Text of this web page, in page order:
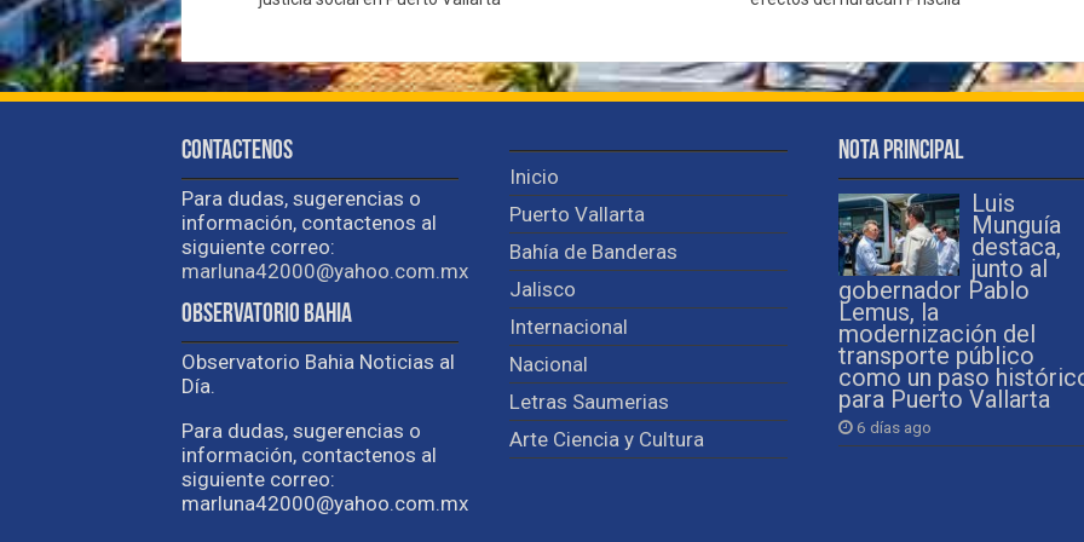
Contactenos
Para dudas, sugerencias o
información, contactenos al
siguiente correo:
marluna42000@yahoo.com.mx
Observatorio Bahia
Observatorio Bahia Noticias al
Día.
Para dudas, sugerencias o
información, contactenos al
siguiente correo:
marluna42000@yahoo.com.mx
Inicio
Puerto Vallarta
Bahía de Banderas
Jalisco
Internacional
Nacional
Letras Saumerias
Arte Ciencia y Cultura
Nota Principal
Luis
Munguía
destaca,
junto al
gobernador Pablo
Lemus, la
modernización del
transporte público
como un paso
para Puerto Vallarta
6 días ago